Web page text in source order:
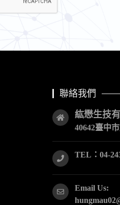
聯絡我們
紘懋生技
40642臺中
TEL：04-
Email Us: